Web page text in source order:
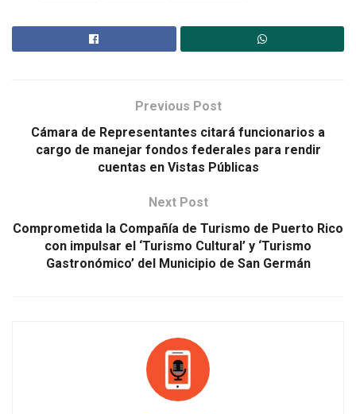
Previous Post
Cámara de Representantes citará funcionarios a
cargo de manejar fondos federales para rendir
cuentas en Vistas Públicas
Next Post
Comprometida la Compañía de Turismo de Puerto Rico
con impulsar el ‘Turismo Cultural’ y ‘Turismo
Gastronómico’ del Municipio de San Germán